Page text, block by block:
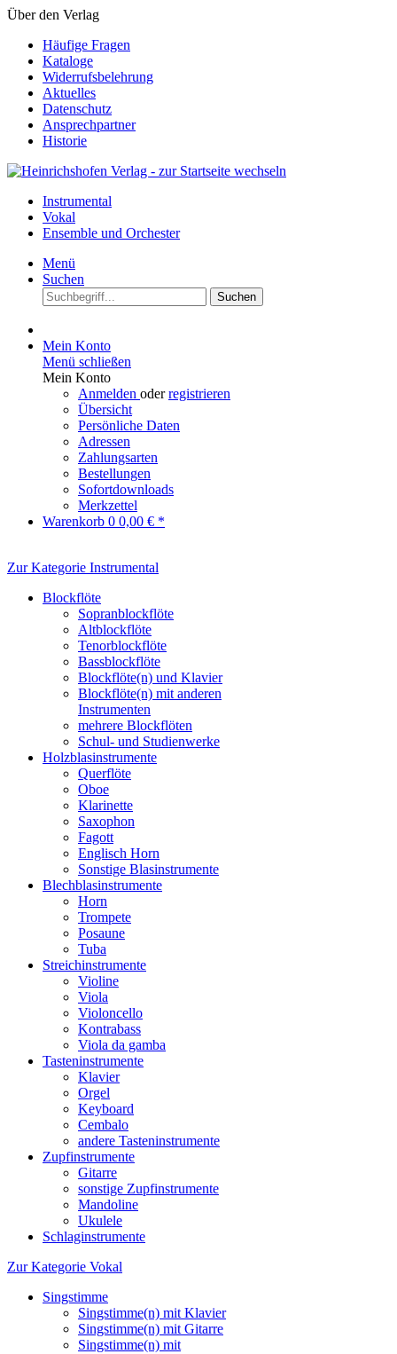
Über den Verlag
Häufige Fragen
Kataloge
Widerrufsbelehrung
Aktuelles
Datenschutz
Ansprechpartner
Historie
Instrumental
Vokal
Ensemble und Orchester
Menü
Suchen
Suchen
Mein Konto
Menü schließen
Mein Konto
Anmelden oderregistrieren
Übersicht
Persönliche Daten
Adressen
Zahlungsarten
Bestellungen
Sofortdownloads
Merkzettel
Warenkorb 0 0,00 € *
Zur Kategorie Instrumental
Blockflöte
Sopranblockflöte
Altblockflöte
Tenorblockflöte
Bassblockflöte
Blockflöte(n) und Klavier
Blockflöte(n) mit anderen
Instrumenten
mehrere Blockflöten
Schul- und Studienwerke
Holzblasinstrumente
Querflöte
Oboe
Klarinette
Saxophon
Fagott
Englisch Horn
Sonstige Blasinstrumente
Blechblasinstrumente
Horn
Trompete
Posaune
Tuba
Streichinstrumente
Violine
Viola
Violoncello
Kontrabass
Viola da gamba
Tasteninstrumente
Klavier
Orgel
Keyboard
Cembalo
andere Tasteninstrumente
Zupfinstrumente
Gitarre
sonstige Zupfinstrumente
Mandoline
Ukulele
Schlaginstrumente
Zur Kategorie Vokal
Singstimme
Singstimme(n) mit Klavier
Singstimme(n) mit Gitarre
Singstimme(n) mit